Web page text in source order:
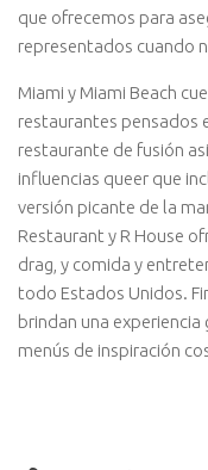
que ofrecemos para
representados cuando
Miami y Miami Beach
restaurantes pensados
restaurante de fusión
influencias queer que
versión picante de la
Restaurant y R House
drag, y comida y
todo Estados Unidos.
brindan una
menús de inspiración